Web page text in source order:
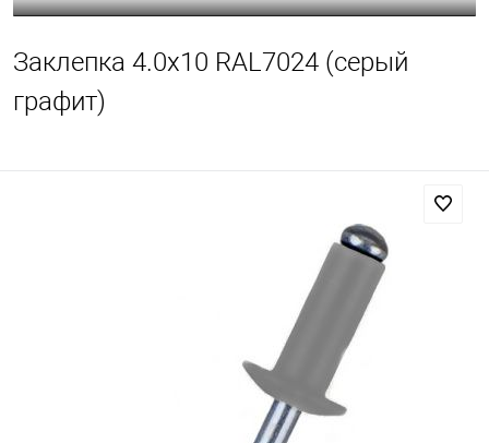
Заклепка 4.0х10 RAL7024 (серый
графит)